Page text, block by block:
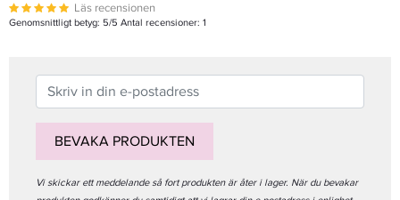
Läs recensionen
Genomsnittligt betyg: 5/5 Antal recensioner: 1
BEVAKA PRODUKTEN
Vi skickar ett meddelande så fort produkten är åter i lager. När du bevakar